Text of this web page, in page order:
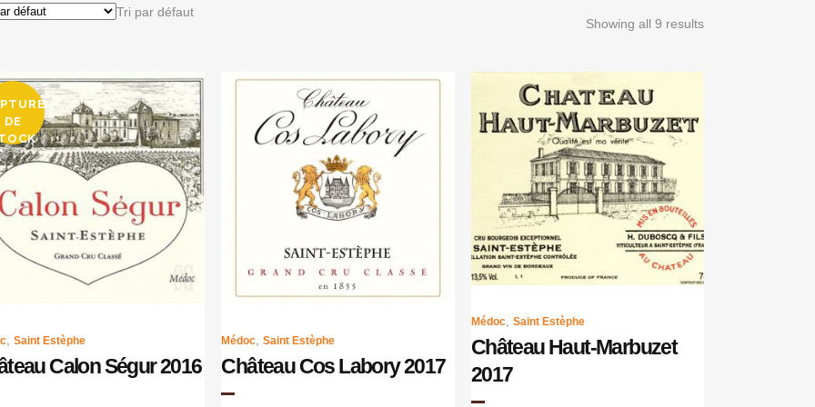
Showing all 9 results
Tri par défaut
DE
Saint Estèphe
Calon Ségur 2016
Médoc ,Saint Estèphe
Château Cos Labory 2017
Médoc, Saint Estèphe
Château Haut-Marbuzet
2017